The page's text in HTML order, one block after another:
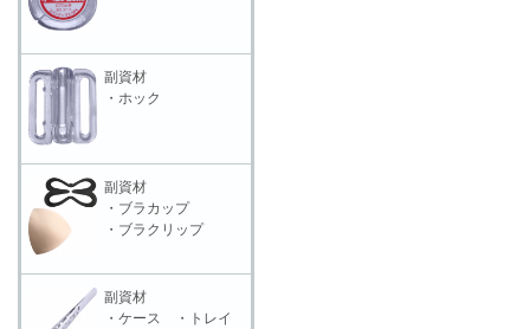
副資材
・ホック
副資材
・ブラカップ
・ブラクリップ
副資材
・ケース ・トレイ